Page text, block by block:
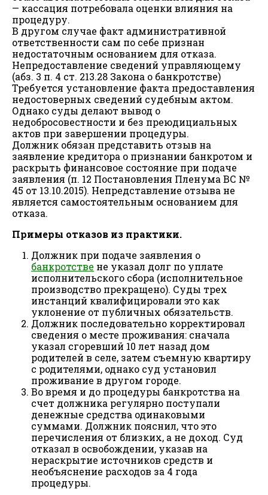
— кассация потребовала оценки влияния на
процедуру.
В другом случае факт административной
ответственности сам по себе признан
недостаточным основанием для отказа.
Непредоставление сведений управляющему
(абз. 3 п. 4 ст. 213.28 Закона о банкротстве)
Требуется установление факта предоставления
недостоверных сведений судебным актом.
Однако суды делают вывод о
недобросовестности и без преюдициальных
актов при завершении процедуры.
Должник обязан представить отзыв на
заявление кредитора о признании банкротом и
раскрыть финансовое состояние при подаче
заявления (п. 12 Постановления Пленума ВС №
45 от 13.10.2015). Непредставление отзыва не
является самостоятельным основанием для
отказа.
Примеры отказов из практики.
Должник при подаче заявления о
банкротстве не указал долг по уплате
исполнительского сбора (исполнительное
производство прекращено). Суды трех
инстанций квалифицировали это как
уклонение от публичных обязательств.
Должник последовательно корректировал
сведения о месте проживания: сначала
указал сгоревший 10 лет назад дом
родителей в селе, затем съемную квартиру
с родителями, однако суд установил
проживание в другом городе.
Во время и до процедуры банкротства на
счет должника регулярно поступали
денежные средства одинаковыми
суммами. Должник пояснил, что это
перечисления от близких, а не доход. Суд
отказал в освобождении, указав на
нераскрытие источников средств и
необъяснение расходов за 4 года
процедуры.